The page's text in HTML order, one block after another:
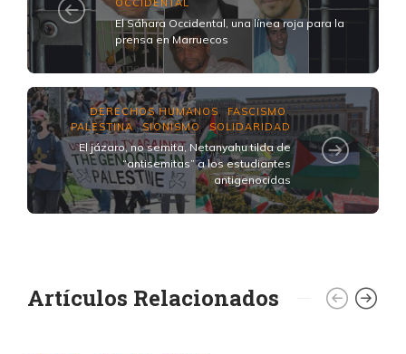
El Sáhara Occidental, una línea roja para la
prensa en Marruecos
DERECHOS HUMANOS ,FASCISMO ,
PALESTINA,SIONISMO ,SOLIDARIDAD
El jázaro, no semita, Netanyahu tilda de
“antisemitas” a los estudiantes
antigenocidas
Artículos Relacionados